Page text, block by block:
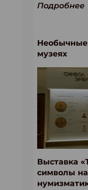
Подробнее
Необычные
музеях
Выставка
символы